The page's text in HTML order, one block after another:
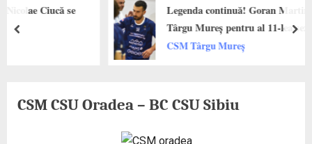
se
Legenda continuă! Goran Martinic rămâne
Târgu Mureș pentru al 11-lea sezon
CSM Târgu Mureș
prev next
CSM CSU Oradea – BC CSU Sibiu